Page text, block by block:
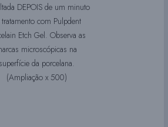
DEPOIS de um minuto
com Pulpdent
Etch Gel. Observa as
microscópicas na
superfície da porcelana.
(Ampliação x 500)